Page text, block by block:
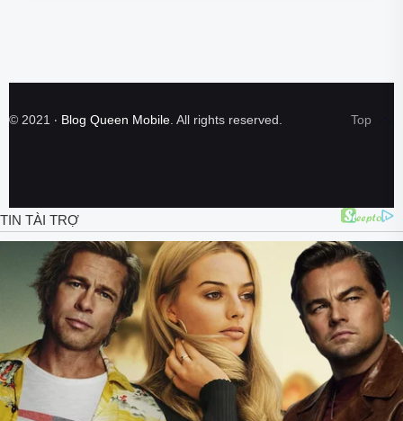
© 2021 ‧ Blog Queen Mobile. All rights reserved.